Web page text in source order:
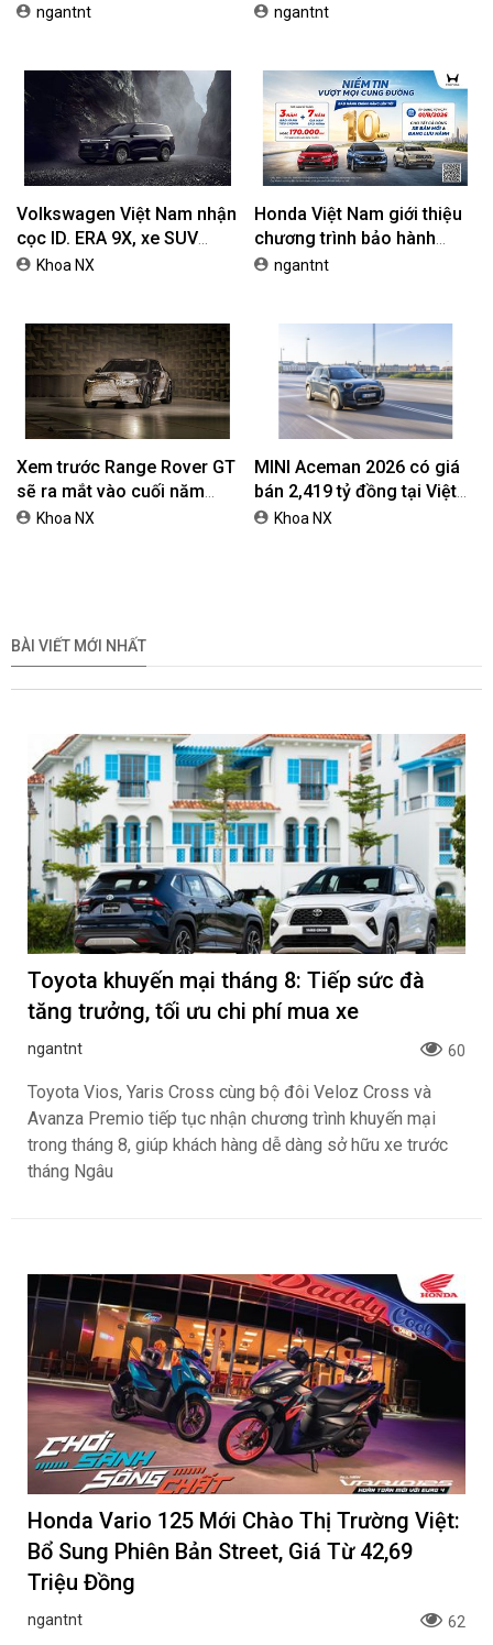
tối ưu chi phí mua xe
ngantnt
Phiên Bản Street, Giá Từ
ngantnt
Volkswagen Việt Nam nhận
cọc ID. ERA 9X, xe SUV
EREV dự kiến giá dưới 3 tỷ
Khoa NX
Honda Việt Nam giới thiệu
chương trình bảo hành
chính hãng lên tới 10 năm
ngantnt
Xem trước Range Rover GT
sẽ ra mắt vào cuối năm
2026Khoa NX
MINI Aceman 2026 có giá
bán 2,419 tỷ đồng tại Việt
NamKhoa NX
BÀI VIẾT MỚI NHẤT
Toyota khuyến mại tháng 8: Tiếp sức đà
tăng trưởng, tối ưu chi phí mua xe
ngantnt 60
Toyota Vios, Yaris Cross cùng bộ đôi Veloz Cross và
Avanza Premio tiếp tục nhận chương trình khuyến mại
trong tháng 8, giúp khách hàng dễ dàng sở hữu xe trước
tháng Ngâu
Honda Vario 125 Mới Chào Thị Trường Việt:
Bổ Sung Phiên Bản Street, Giá Từ 42,69
Triệu Đồng
ngantnt 62